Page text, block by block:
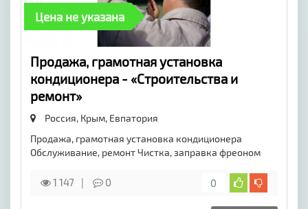
Цена не указана
Продажа, грамотная установка
кондиционера - «Строительства и
ремонт»
Россия, Крым, Евпатория
Продажа, грамотная установка кондиционера
Обслуживание, ремонт Чистка, заправка фреоном
1 147 0 0